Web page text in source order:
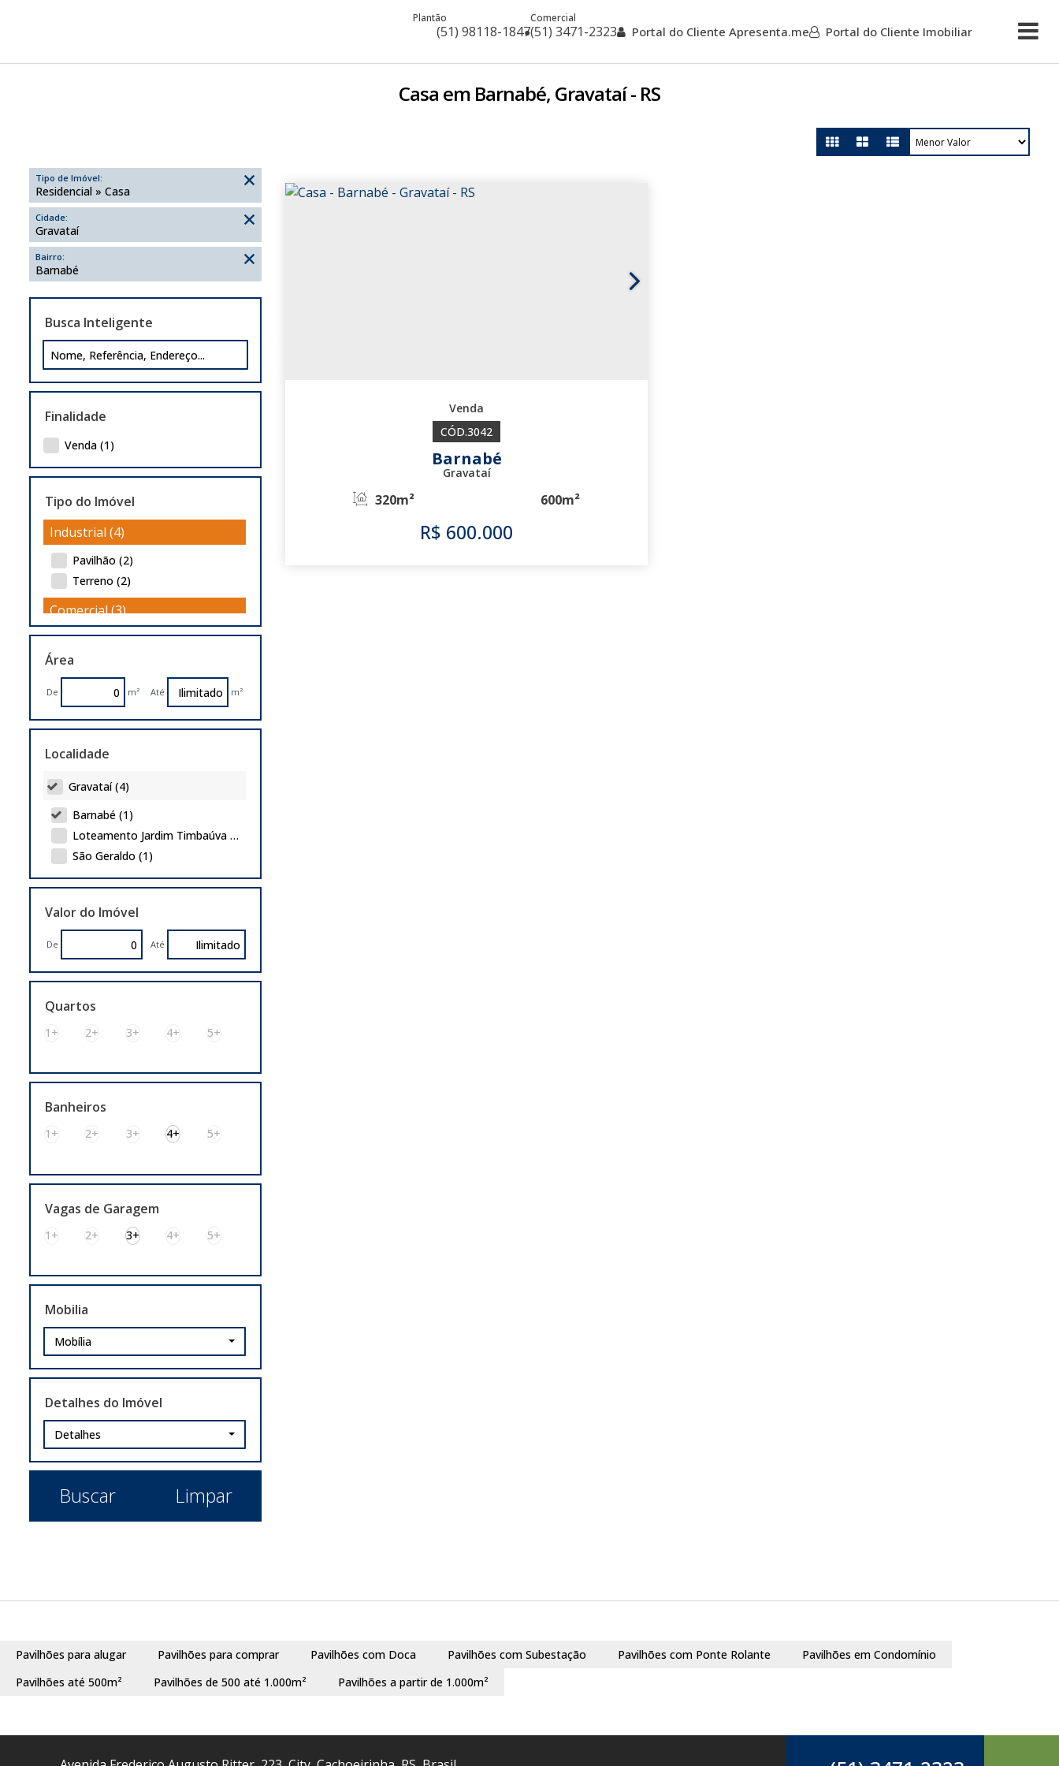
(51) 98118-1847
Plantão
(51) 3471-2323
Comercial
Portal do Cliente Apresenta.me Portal do Cliente Imobiliar
Casa em Barnabé, Gravataí - RS
Tipo de Imóvel:
Residencial » Casa
Cidade:
Gravataí
Bairro:
Barnabé
Busca Inteligente
Finalidade
Venda (1)
Tipo do Imóvel
Industrial (4)
Pavilhão (2)
Terreno (2)
Comercial (3)
Pavilhão (1)
Terreno (2)
Residencial (2)
Casa (1)
Área
De m² Até m²
Localidade
Gravataí (4)
Barnabé (1)
Loteamento Jardim Timbaúva (2)
São Geraldo (1)
Cachoeirinha (3)
Bairro Veranópolis (1)
Valor do Imóvel
De Até
Quartos
1+ 2+ 3+ 4+ 5+
Banheiros
1+ 2+ 3+ 4+ 5+
Vagas de Garagem
1+ 2+ 3+ 4+ 5+
Mobilia
Mobília
Detalhes do Imóvel
Detalhes
Buscar Limpar
R$ 600.000
3042
Barnabé
Gravataí
320m² 600m²
Pavilhões para alugar Pavilhões para comprar Pavilhões com Doca Pavilhões com Subestação Pavilhões com Ponte Rolante
Pavilhões em Condomínio
Pavilhões até 500m²
Pavilhões de 500 até 1.000m² Pavilhões a partir de 1.000m²